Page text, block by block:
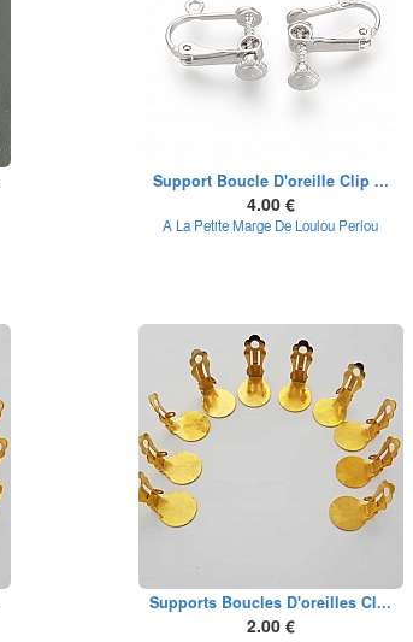
Support Boucle D'oreille Clip ...
4.00 €
A La Petite Marge De Loulou Perlou
Supports Boucles D'oreilles Cl...
2.00 €